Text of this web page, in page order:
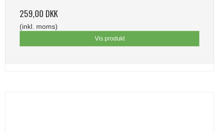
259,00 DKK
(inkl. moms)
Vis produkt